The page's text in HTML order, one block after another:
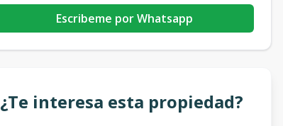
Escribeme por Whatsapp
¿Te interesa esta propiedad?